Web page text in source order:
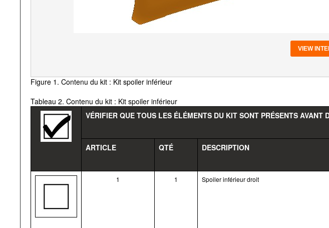
VIEW
Figure 1. Contenu du kit : Kit spoiler inférieur
Tableau 2. Contenu du kit : Kit spoiler inférieur
VÉRIFIER QUE TOUS LES ÉLÉMENTS DU KIT SONT PRÉSENTS AVANT
ARTICLE QTÉ DESCRIPTION
1 1 Spoiler inférieur droit